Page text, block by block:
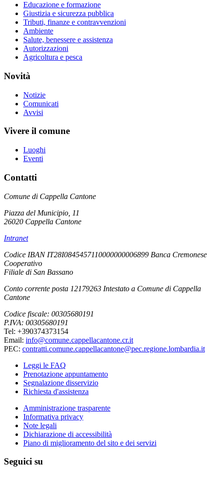
Educazione e formazione
Giustizia e sicurezza pubblica
Tributi, finanze e contravvenzioni
Ambiente
Salute, benessere e assistenza
Autorizzazioni
Agricoltura e pesca
Novità
Notizie
Comunicati
Avvisi
Vivere il comune
Luoghi
Eventi
Contatti
Comune di Cappella Cantone
Piazza del Municipio, 11
26020 Cappella Cantone
Intranet
Codice IBAN IT28I0845457110000000006899 Banca Cremonese
Cooperativo
Filiale di San Bassano
Conto corrente posta 12179263 Intestato a Comune di Cappella
Cantone
Codice fiscale: 00305680191
P.IVA: 00305680191
Tel: +390374373154
Email: info@comune.cappellacantone.cr.it
PEC: contratti.comune.cappellacantone@pec.regione.lombardia.it
Leggi le FAQ
Prenotazione appuntamento
Segnalazione disservizio
Richiesta d'assistenza
Amministrazione trasparente
Informativa privacy
Note legali
Dichiarazione di accessibilità
Piano di miglioramento del sito e dei servizi
Seguici su